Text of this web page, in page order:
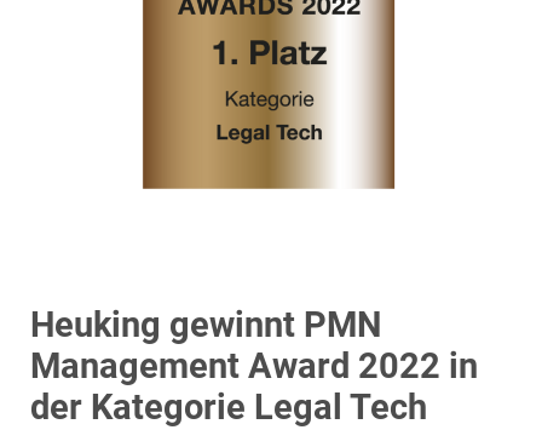
Heuking gewinnt PMN
Management Award 2022 in
der Kategorie Legal Tech